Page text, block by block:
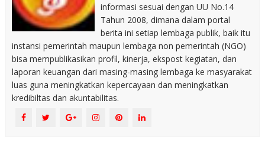
informasi sesuai dengan UU No.14
Tahun 2008, dimana dalam portal
berita ini setiap lembaga publik, baik itu
instansi pemerintah maupun lembaga non pemerintah (NGO)
bisa mempublikasikan profil, kinerja, ekspost kegiatan, dan
laporan keuangan dari masing-masing lembaga ke masyarakat
luas guna meningkatkan kepercayaan dan meningkatkan
kredibiltas dan akuntabilitas.